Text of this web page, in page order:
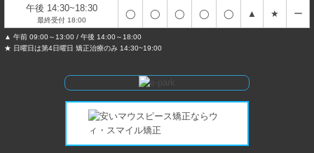
午後 14:30~18:30
最終受付 18:00
◯ ◯ ◯ ◯ ◯ ▲ ★ ー
▲ 午前 09:00～13:00 / 午後 14:00～18:00
★ 日曜日は第4日曜日 矯正治療のみ 14:30~19:00